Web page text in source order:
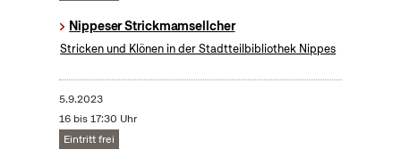
Nippeser Strickmamsellcher
Stricken und Klönen in der Stadtteilbibliothek Nippes
5.9.2023
16 bis 17:30 Uhr
Eintritt frei